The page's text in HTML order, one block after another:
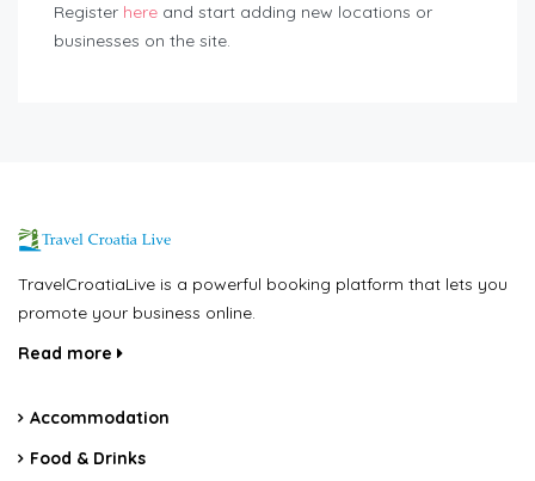
Register here and start adding new locations or
businesses on the site.
TravelCroatiaLive is a powerful booking platform that lets you
promote your business online.
Read more
Accommodation
Food & Drinks